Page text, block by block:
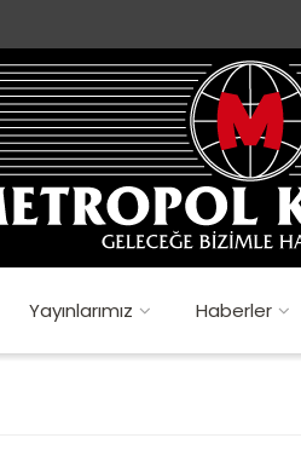
Yayınlarımız Haberler